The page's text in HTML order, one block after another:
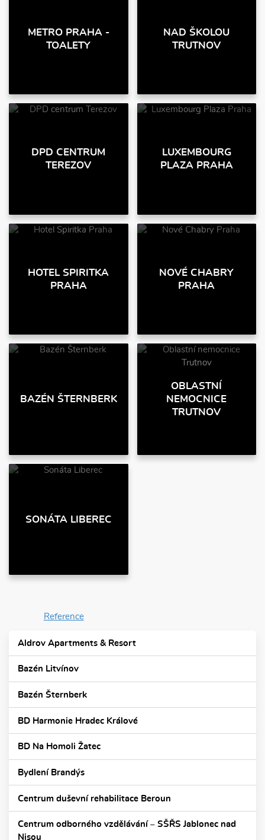
METRO PRAHA -
TOALETY
NAD ŠKOLOU
TRUTNOV
DPD CENTRUM
TEREZOV
LUXEMBOURG
PLAZA PRAHA
HOTEL SPIRITKA
PRAHA
NOVÉ CHABRY
PRAHA
BAZÉN ŠTERNBERK
OBLASTNÍ
NEMOCNICE
TRUTNOV
SONÁTA LIBEREC
Reference
Aldrov Apartments & Resort
Bazén Litvínov
Bazén Šternberk
BD Harmonie Hradec Králové
BD Na Homoli Žatec
Bydlení Brandýs
Centrum duševní rehabilitace Beroun
Centrum odborného vzdělávání – SŠŘS Jablonec nad
Nisou